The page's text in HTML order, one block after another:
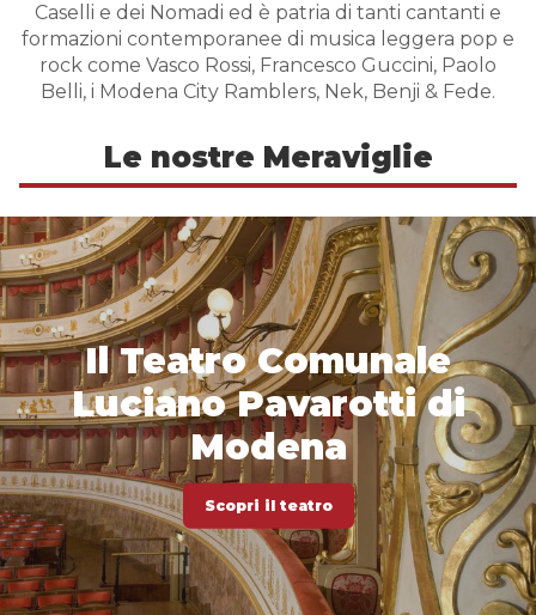
Caselli e dei Nomadi ed è patria di tanti cantanti e
formazioni contemporanee di musica leggera pop e
rock come Vasco Rossi, Francesco Guccini, Paolo
Belli, i Modena City Ramblers, Nek, Benji & Fede.
Le nostre Meraviglie
Il Teatro Comunale
Luciano Pavarotti di
Modena
Scopri il teatro